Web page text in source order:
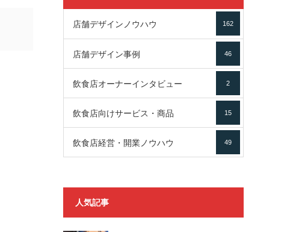
店舗デザインノウハウ 162
店舗デザイン事例 46
飲食店オーナーインタビュー 2
飲食店向けサービス・商品 15
飲食店経営・開業ノウハウ 49
人気記事